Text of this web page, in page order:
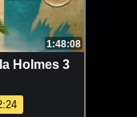
1:48:08
Holmes 3